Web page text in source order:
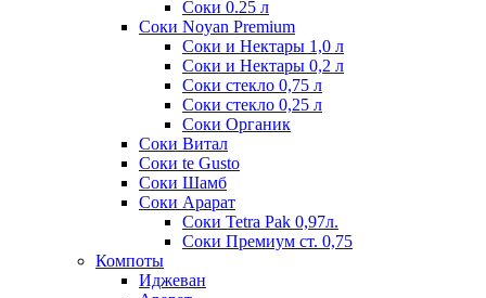
Соки 0.25 л
Соки Noyan Premium
Соки и Нектары 1,0 л
Соки и Нектары 0,2 л
Соки стекло 0,75 л
Соки стекло 0,25 л
Соки Органик
Соки Витал
Соки te Gusto
Соки Шамб
Соки Арарат
Соки Tetra Pak 0,97л.
Соки Премиум ст. 0,75
Компоты
Иджеван